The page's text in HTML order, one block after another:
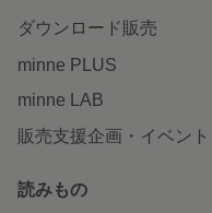
ダウンロード販売
minne PLUS
minne LAB
販売支援企画・イベント
読みもの